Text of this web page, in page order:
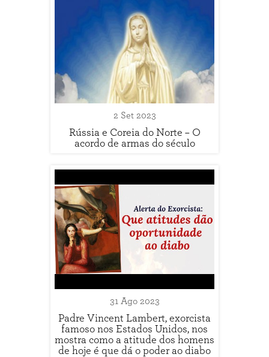
2 Set 2023
Rússia e Coreia do Norte – O
acordo de armas do século
31 Ago 2023
Padre Vincent Lambert, exorcista
famoso nos Estados Unidos, nos
mostra como a atitude dos homens
de hoje é que dá o poder ao diabo